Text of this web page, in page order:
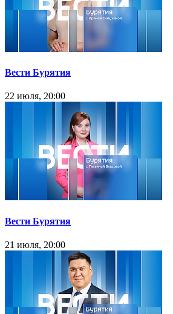
Вести Бурятия
22 июля, 20:00
Вести Бурятия
21 июля, 20:00